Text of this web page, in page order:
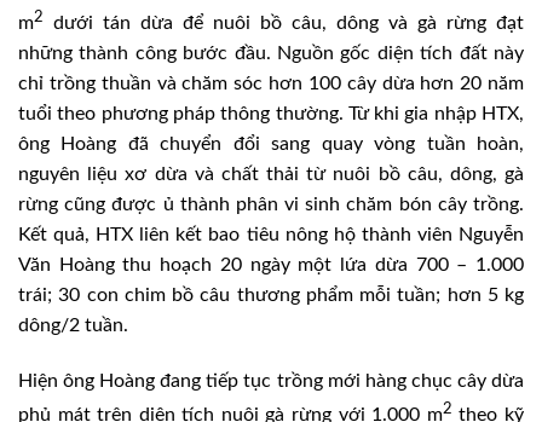
m2
dưới tán dừa để nuôi bồ câu, dông và gà rừng đạt
những thành công bước đầu. Nguồn gốc diện tích đất này
chỉ trồng thuần và chăm sóc hơn 100 cây dừa hơn 20 năm
tuổi theo phương pháp thông thường. Từ khi gia nhập HTX,
ông Hoàng đã chuyển đổi sang quay vòng tuần hoàn,
nguyên liệu xơ dừa và chất thải từ nuôi bồ câu, dông, gà
rừng cũng được ủ thành phân vi sinh chăm bón cây trồng.
Kết quả, HTX liên kết bao tiêu nông hộ thành viên Nguyễn
Văn Hoàng thu hoạch 20 ngày một lứa dừa 700 – 1.000
trái; 30 con chim bồ câu thương phẩm mỗi tuần; hơn 5 kg
dông/2 tuần.
Hiện ông Hoàng đang tiếp tục trồng mới hàng chục cây dừa
phủ mát trên diện tích nuôi gà rừng với 1.000 m2 theo kỹ